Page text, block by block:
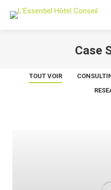
Case
TOUT VOIR